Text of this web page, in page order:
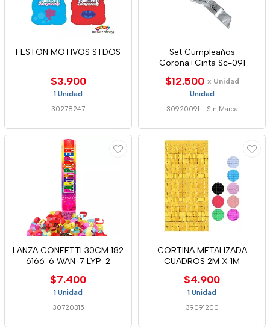
FESTON MOTIVOS STDOS
$3.900
1 Unidad
30278247
Set Cumpleaños
Corona+Cinta Sc-091
$12.500 x Unidad
Unidad
30920091 - Sin Marca
LANZA CONFETTI 30CM 182
6166-6 WAN-7 LYP-2
$7.400
1 Unidad
30720315
CORTINA METALIZADA
CUADROS 2M X 1M
$4.900
1 Unidad
39091200